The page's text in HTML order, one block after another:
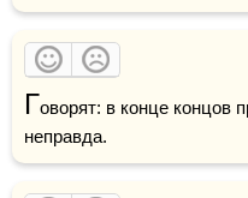
Говорят: в конце концов
неправда.